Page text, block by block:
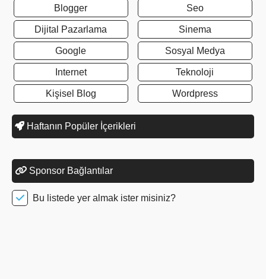
Blogger
Dijital Pazarlama
Google
Internet
Kişisel Blog
Seo
Sinema
Sosyal Medya
Teknoloji
Wordpress
Haftanın Popüler İçerikleri
Sponsor Bağlantılar
Bu listede yer almak ister misiniz?